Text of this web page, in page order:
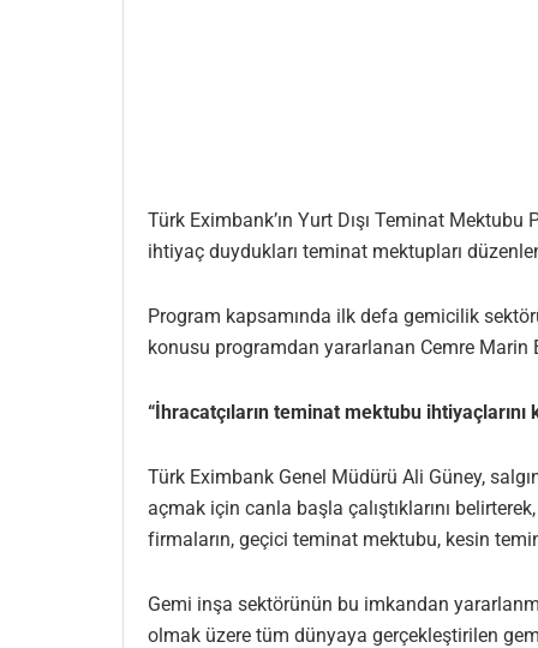
Türk Eximbank’ın Yurt Dışı Teminat
ihtiyaç duydukları teminat mektupları
Program kapsamında ilk defa gemicilik
konusu programdan yararlanan Cemre Marin
“İhracatçıların teminat mektubu ihtiyaçlarını
Türk Eximbank Genel Müdürü Ali Güney,
açmak için canla başla çalıştıklarını
firmaların, geçici teminat mektubu, kesin
Gemi inşa sektörünün bu imkandan
olmak üzere tüm dünyaya gerçekleştirilen